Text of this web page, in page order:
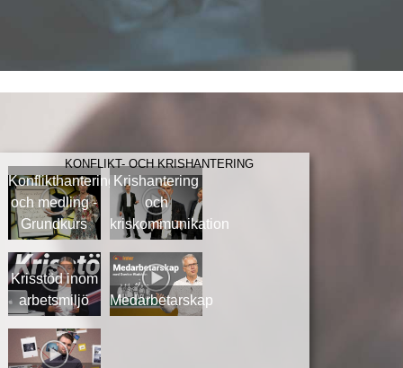
KONFLIKT- OCH KRISHANTERING
Konflikthantering
och medling -
Grundkurs
Krishantering
och
kriskommunikation
Krisstöd inom
arbetsmiljö
Medarbetarskap